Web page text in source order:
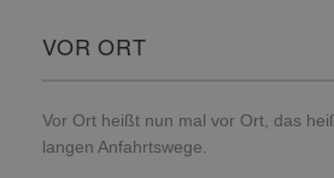
VOR ORT
Vor Ort heißt nun mal vor Ort, das
langen Anfahrtswege.